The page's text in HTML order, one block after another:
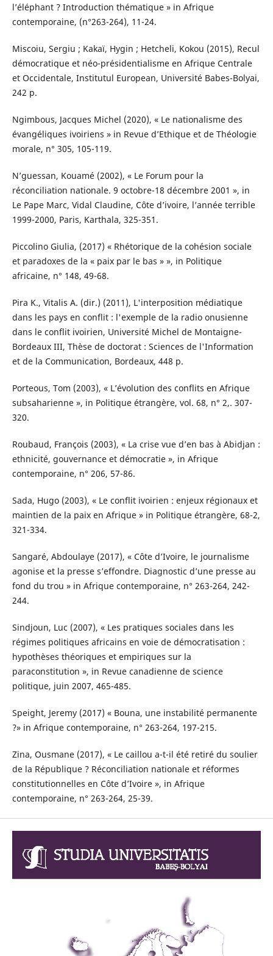
l’éléphant ? Introduction thématique » in Afrique
contemporaine, (n°263-264), 11-24.
Miscoiu, Sergiu ; Kakaï, Hygin ; Hetcheli, Kokou (2015), Recul
démocratique et néo-présidentialisme en Afrique Centrale
et Occidentale, Institutul European, Université Babes-Bolyai,
242 p.
Ngimbous, Jacques Michel (2020), « Le nationalisme des
évangéliques ivoiriens » in Revue d’Ethique et de Théologie
morale, n° 305, 105-119.
N’guessan, Kouamé (2002), « Le Forum pour la
réconciliation nationale. 9 octobre-18 décembre 2001 », in
Le Pape Marc, Vidal Claudine, Côte d’ivoire, l’année terrible
1999-2000, Paris, Karthala, 325-351.
Piccolino Giulia, (2017) « Rhétorique de la cohésion sociale
et paradoxes de la « paix par le bas » », in Politique
africaine, n° 148, 49-68.
Pira K., Vitalis A. (dir.) (2011), L'interposition médiatique
dans les pays en conflit : l'exemple de la radio onusienne
dans le conflit ivoirien, Université Michel de Montaigne-
Bordeaux III, Thèse de doctorat : Sciences de l'Information
et de la Communication, Bordeaux, 448 p.
Porteous, Tom (2003), « L’évolution des conflits en Afrique
subsaharienne », in Politique étrangère, vol. 68, n° 2,. 307-
320.
Roubaud, François (2003), « La crise vue d’en bas à Abidjan :
ethnicité, gouvernance et démocratie », in Afrique
contemporaine, n° 206, 57-86.
Sada, Hugo (2003), « Le conflit ivoirien : enjeux régionaux et
maintien de la paix en Afrique » in Politique étrangère, 68-2,
321-334.
Sangaré, Abdoulaye (2017), « Côte d’Ivoire, le journalisme
agonise et la presse s’effondre. Diagnostic d’une presse au
fond du trou » in Afrique contemporaine, n° 263-264, 242-
244.
Sindjoun, Luc (2007), « Les pratiques sociales dans les
régimes politiques africains en voie de démocratisation :
hypothèses théoriques et empiriques sur la
paraconstitution », in Revue canadienne de science
politique, juin 2007, 465-485.
Speight, Jeremy (2017) « Bouna, une instabilité permanente
?» in Afrique contemporaine, n° 263-264, 197-215.
Zina, Ousmane (2017), « Le caillou a-t-il été retiré du soulier
de la République ? Réconciliation nationale et réformes
constitutionnelles en Côte d’Ivoire », in Afrique
contemporaine, n° 263-264, 25-39.